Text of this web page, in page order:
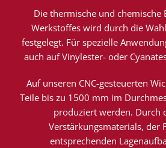
Die thermische und chemische
Werkstoffes wird durch die
festgelegt. Für spezielle
auch auf Vinylester- oder
Auf unseren CNC-gesteuerten
Teile bis zu 1500 mm im
produziert werden. Durch
Verstärkungsmaterials, der
entsprechenden